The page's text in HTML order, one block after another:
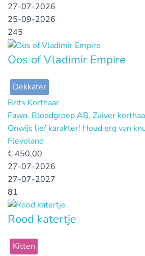
27-07-2026
25-09-2026
245
Oos of Vladimir Empire
Dekkater
Brits Korthaar
Fawn, Bloedgroep AB, Zuiver
Onwijs lief karakter! Houd erg van
Flevoland
€ 450,00
27-07-2026
27-07-2027
81
Rood katertje
Kitten